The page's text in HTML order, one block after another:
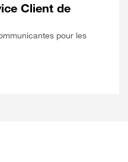
Client de
pour les